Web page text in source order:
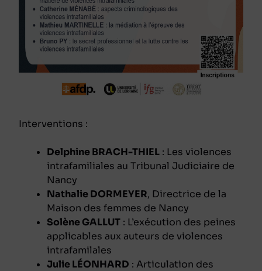
Interventions :
Delphine BRACH-THIEL : Les violences
intrafamiliales au Tribunal Judiciaire de
Nancy
Nathalie DORMEYER, Directrice de la
Maison des femmes de Nancy
Solène GALLUT : L’exécution des peines
applicables aux auteurs de violences
intrafamilales
Julie LÉONHARD : Articulation des